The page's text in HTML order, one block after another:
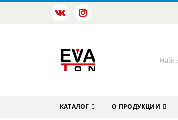
КАТАЛОГ О ПРОДУКЦИИ